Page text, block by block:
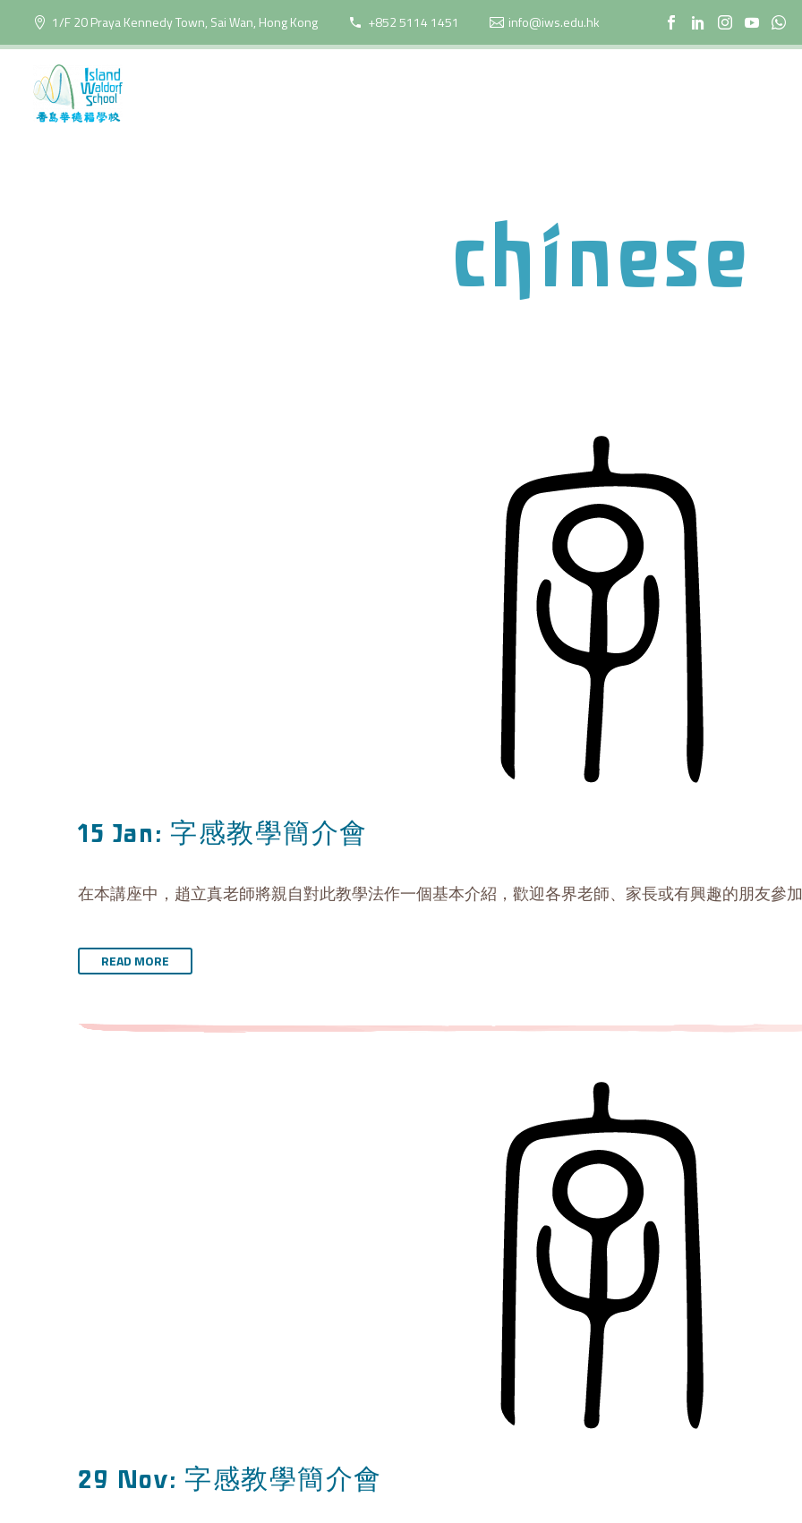
1/F 20 Praya Kennedy Town, Sai Wan, Hong Kong +852 5114 1451 info@iws.edu.hk
chinese
15 Jan: 字感教學簡介會
在本講座中，趙立真老師將親自對此教學法作一個基本介紹，歡迎各界老師、家長或有興趣的朋友參
READ MORE
29 Nov: 字感教學簡介會